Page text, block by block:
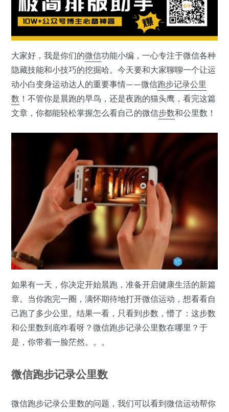
大家好，我是你们的微信功能小编，一心专注于微信各种
隐藏技能和小技巧的挖掘哈。今天要和大家聊聊一个让运
动小白变身运动达人的重要事情——微信跑步记录公里
数 ！不管你是晨跑的早鸟，还是夜跑的猫头鹰，看完这篇
文章，你都能轻松掌握怎么看自己的微信步数和公里数！
如果有一天，你决定开始晨跑，准备开启健康生活的新篇
章。当你跑完一圈，满怀期待地打开微信运动，想看看自
己跑了多少公里。结果一看，只看到步数，懵了：这步数
和公里数到底咋看呀？微信跑步记录公里数在哪里？于
是，你带着一脸茫然。。。
微信跑步记录公里数
微信跑步记录公里数的问题，我们可以看到微信运动帮你